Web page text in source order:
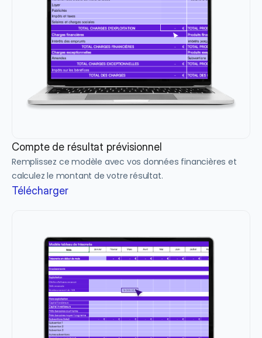
Compte de résultat prévisionnel
Remplissez ce modèle avec vos données financières et
calculez le montant de votre résultat.
Télécharger